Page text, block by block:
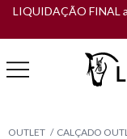
LIQUIDAÇÃO FINAL
OUTLET CALÇADO